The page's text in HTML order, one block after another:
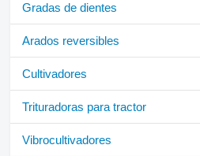
Gradas de dientes
Arados reversibles
Cultivadores
Trituradoras para tractor
Vibrocultivadores